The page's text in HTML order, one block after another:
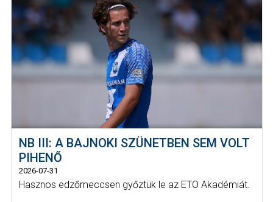
NB III: A BAJNOKI SZÜNETBEN SEM VOLT
PIHENŐ
2026-07-31
Hasznos edzőmeccsen győztük le az ETO Akadémiát.